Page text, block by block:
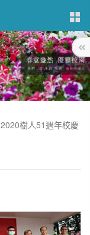
2020樹人51週年校慶